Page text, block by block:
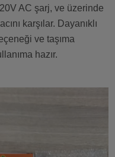
AC şarj, ve üzerinde
karşılar. Dayanıklı
ve taşıma
hazır.